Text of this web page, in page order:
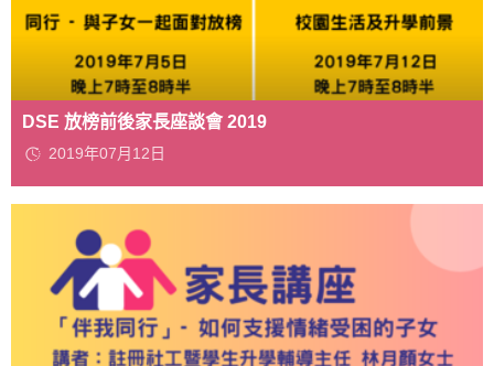
DSE 放榜前後家長座談會 2019
2019年07月12日